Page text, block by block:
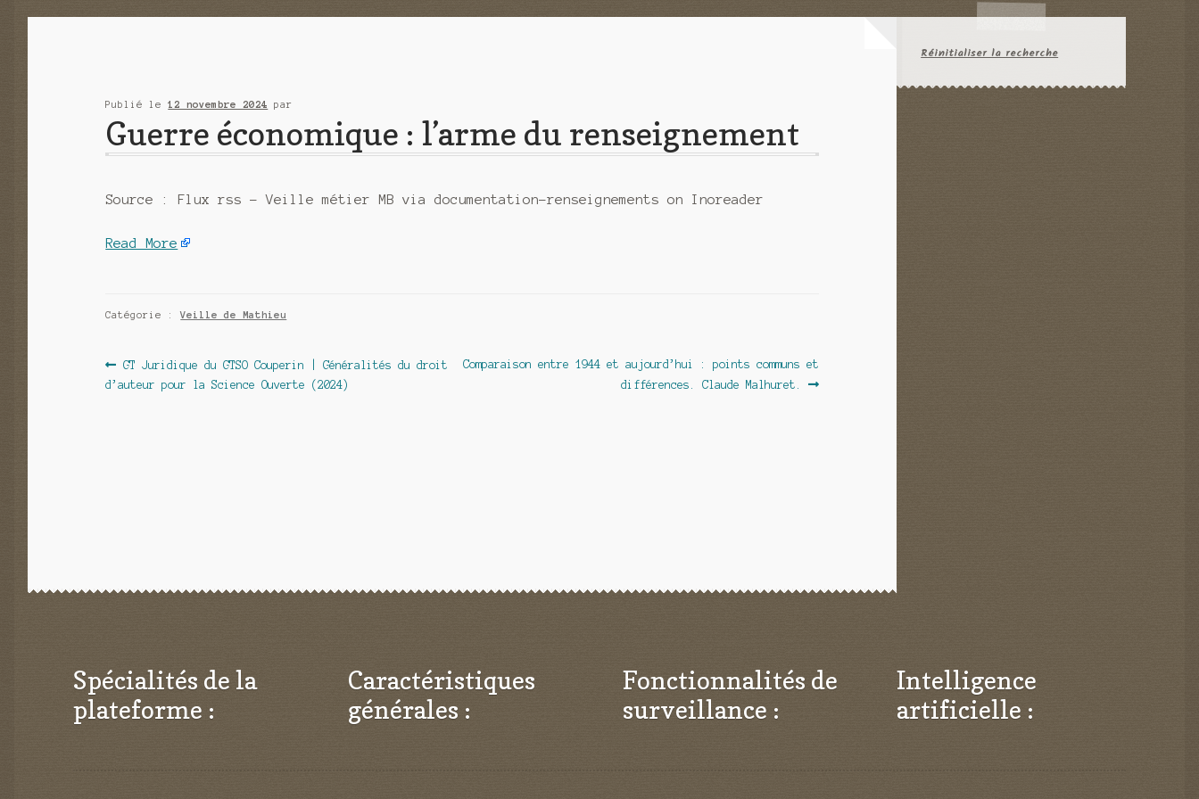
Publié le12 novembre 2024 par
Guerre économique : l’arme du renseignement
Source : Flux rss – Veille métier MB via documentation-renseignements on Inoreader
Read More
Catégorie :Veille de Mathieu
Navigation
de
Article
précédent :
GT Juridique du GTSO Couperin | Généralités du droit
d’auteur pour la Science Ouverte (2024)
Article
Comparaison entre 1944 et aujourd’hui : points communs et
différences. Claude Malhuret.
Réinitialiser la recherche
Spécialités de la
plateforme :
Caractéristiques
générales :
Fonctionnalités de
surveillance :
Intelligence
artificielle :